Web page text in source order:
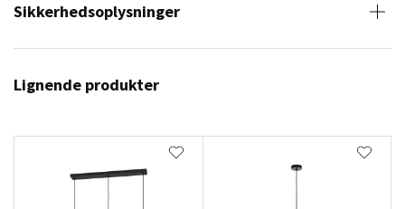
Sikkerhedsoplysninger
Lignende produkter